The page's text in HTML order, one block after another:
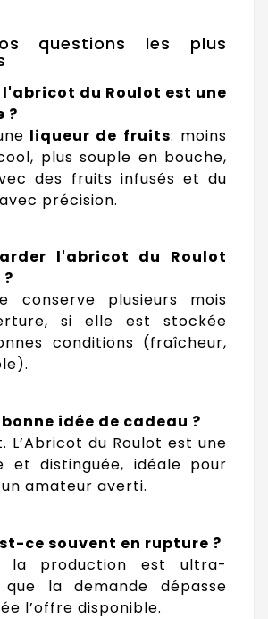
questions les plus
l'abricot du Roulot est une
?
liqueur de fruits: moins
plus souple en bouche,
des fruits infusés et du
précision.
l'abricot du Roulot
conserve plusieurs mois
si elle est stockée
conditions (fraîcheur,
idée de cadeau ?
L’Abricot du Roulot est une
et distinguée, idéale pour
amateur averti.
ce souvent en rupture ?
la production est ultra-
la demande dépasse
l’offre disponible.